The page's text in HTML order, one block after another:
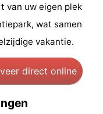
van uw eigen plek
wat samen
vakantie.
direct online